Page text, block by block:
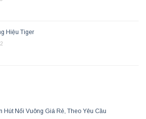
Hiệu Tiger
Hút Nổi Vuông Giá Rẻ, Theo Yêu Cầu